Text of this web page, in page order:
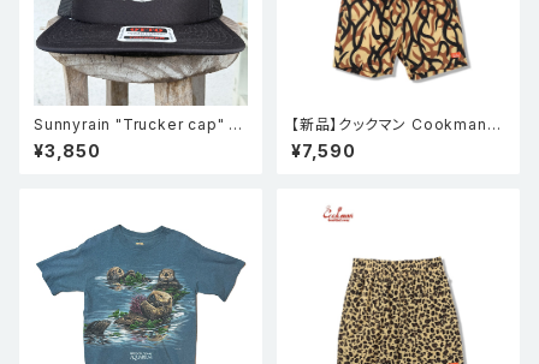
Sunnyrain "Trucker cap" メ
ッシュキャップ ブラック
¥3,850
【新品】クックマン Cookman
シェフパンツ Chef Pants Sho
rt Light Tribal Camo
¥7,590